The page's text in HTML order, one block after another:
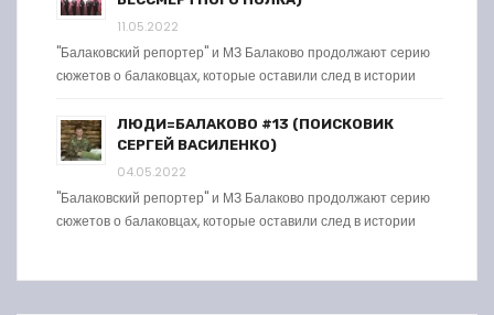
11.05.2022
"Балаковский репортер" и МЗ Балаково продолжают серию
сюжетов о балаковцах, которые оставили след в истории
ЛЮДИ=БАЛАКОВО #13 (ПОИСКОВИК
СЕРГЕЙ ВАСИЛЕНКО)
04.05.2022
"Балаковский репортер" и МЗ Балаково продолжают серию
сюжетов о балаковцах, которые оставили след в истории